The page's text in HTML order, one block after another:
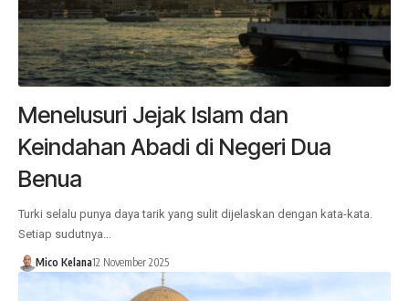
Menelusuri Jejak Islam dan
Keindahan Abadi di Negeri Dua
Benua
Turki selalu punya daya tarik yang sulit dijelaskan dengan kata-kata.
Setiap sudutnya…
Mico Kelana12 November 2025